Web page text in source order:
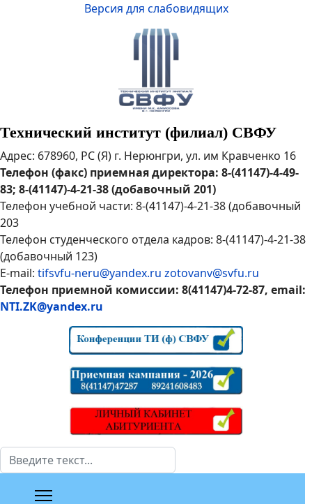
Версия для слабовидящих
Технический институт (филиал) СВФУ
Адрес: 678960, РС (Я) г. Нерюнгри, ул. им Кравченко 16
Телефон (факс) приемная директора: 8-(41147)-4-49-
83; 8-(41147)-4-21-38 (добавочный 201)
Телефон учебной части: 8-(41147)-4-21-38 (добавочный
203
Телефон студенческого отдела кадров: 8-(41147)-4-21-38
(добавочный 123)
E-mail: tifsvfu-neru@yandex.ru zotovanv@svfu.ru
Телефон приемной комиссии: 8(41147)4-72-87, email:
NTI.ZK@yandex.ru
Поиск